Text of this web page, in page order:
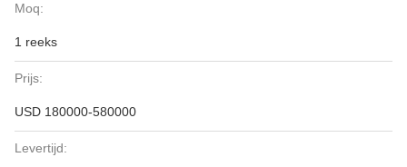
Moq:
1 reeks
Prijs:
USD 180000-580000
Levertijd: